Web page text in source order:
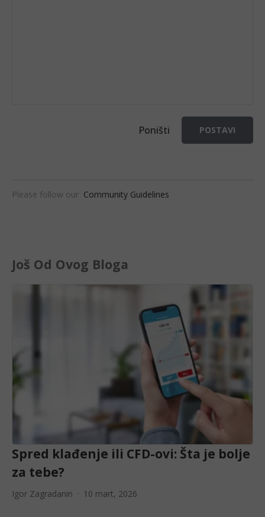
Poništi POSTAVI
Please follow our Community Guidelines
Još Od Ovog Bloga
Spred klađenje ili CFD-ovi: Šta je bolje
za tebe?
Igor Zagradanin 10 mart, 2026